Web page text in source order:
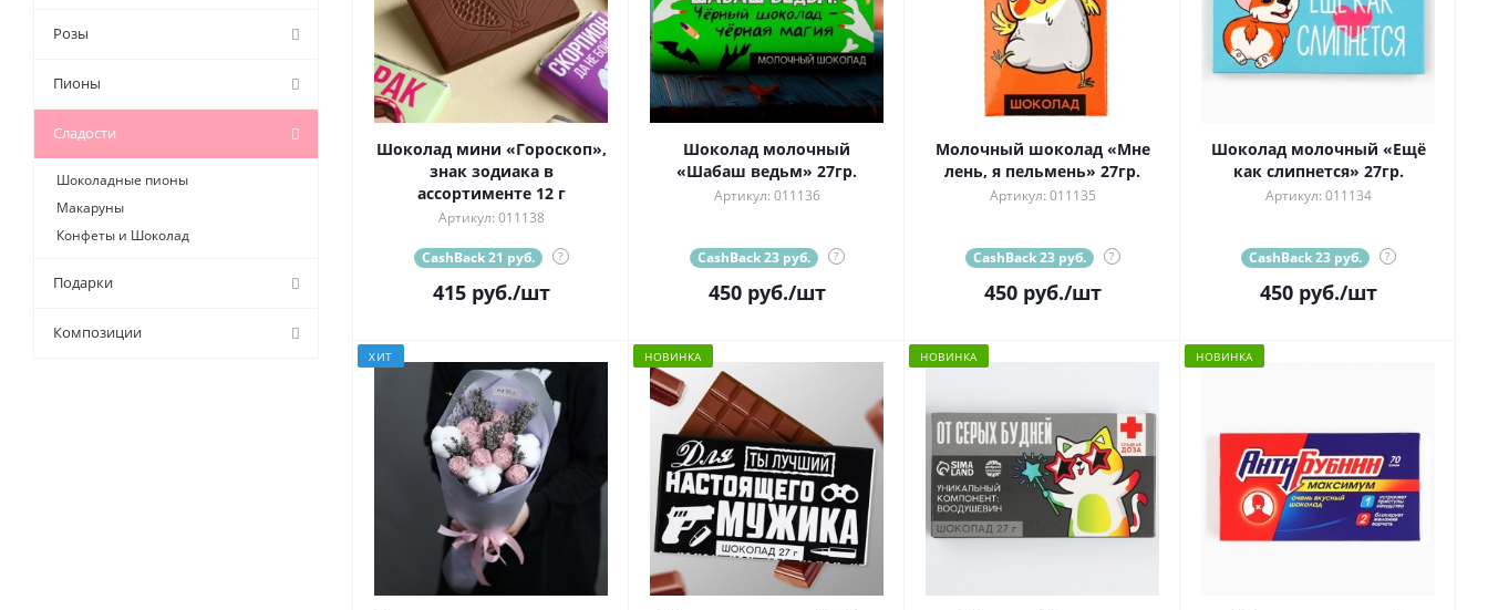
Шоколад мини «Гороскоп»,
знак зодиака в
ассортименте 12 г
Артикул: 011138
CashBack 21 руб. ?
415руб./шт
Шоколад молочный
«Шабаш ведьм» 27гр.
Артикул: 011136
CashBack 23 руб. ?
450руб./шт
Молочный шоколад «Мне
лень, я пельмень» 27гр.
Артикул: 011135
CashBack 23 руб. ?
450руб./шт
Шоколад молочный «Ещё
как слипнется» 27гр.
Артикул: 011134
CashBack 23 руб. ?
450руб./шт
ХИТ НОВИНКА НОВИНКА НОВИНКА
Розы
Пионы
Сладости
Шоколадные пионы
Макаруны
Конфеты и Шоколад
Подарки
Композиции